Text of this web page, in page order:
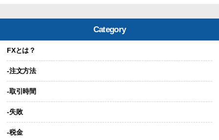
Category
FXとは？
-注文方法
-取引時間
-失敗
-税金